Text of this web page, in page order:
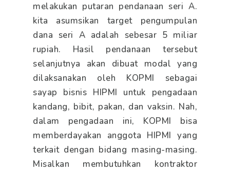
melakukan putaran pendanaan seri A.
kita asumsikan target pengumpulan
dana seri A adalah sebesar 5 miliar
rupiah. Hasil pendanaan tersebut
selanjutnya akan dibuat modal yang
dilaksanakan oleh KOPMI sebagai
sayap bisnis HIPMI untuk pengadaan
kandang, bibit, pakan, dan vaksin. Nah,
dalam pengadaan ini, KOPMI bisa
memberdayakan anggota HIPMI yang
terkait dengan bidang masing-masing.
Misalkan membutuhkan kontraktor